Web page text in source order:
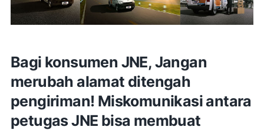
Bagi konsumen JNE, Jangan
merubah alamat ditengah
pengiriman! Miskomunikasi antara
petugas JNE bisa membuat